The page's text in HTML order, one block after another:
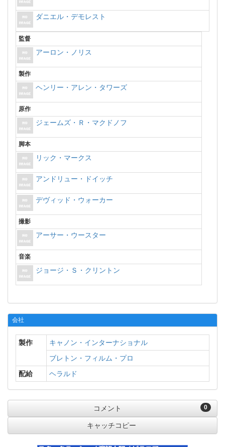
ダニエル・デモレスト
監督
アーロン・ノリス
製作
ヘンリー・アレン・タワーズ
原作
ジェームズ・Ｒ・マクドノフ
脚本
リック・マークス
アンドリュー・ドイッチ
デヴィッド・ウォーカー
撮影
アーサー・ウースター
音楽
ジョージ・Ｓ・クリントン
会社
製作
キャノン・インターナショナル
ブレトン・フィルム・プロ
配給
ヘラルド
0
コメント
キャッチコピー